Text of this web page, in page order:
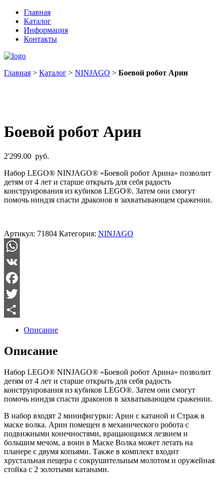
Главная
Каталог
Информация
Контакты
Главная > Каталог > NINJAGO > Боевой робот Арин
Боевой робот Арин
2'299.00 руб.
Набор LEGO® NINJAGO® «Боевой робот Арина» позволит
детям от 4 лет и старше открыть для себя радость
конструирования из кубиков LEGO®. Затем они смогут
помочь ниндзя спасти драконов в захватывающем сражении.
Артикул: 71804 Категория: NINJAGO
WhatsApp
VK
Facebook
Twitter
Отправить
Описание
Описание
Набор LEGO® NINJAGO® «Боевой робот Арина» позволит
детям от 4 лет и старше открыть для себя радость
конструирования из кубиков LEGO®. Затем они смогут
помочь ниндзя спасти драконов в захватывающем сражении.
В набор входят 2 минифигурки: Арин с катаной и Страж в
маске волка. Арин помещен в механического робота с
подвижными конечностями, вращающимся лезвием и
большим мечом, а воин в Маске Волка может летать на
планере с двумя копьями. Также в комплект входит
хрустальная пещера с сокрушительным молотом и оружейная
стойка с 2 золотыми катанами.